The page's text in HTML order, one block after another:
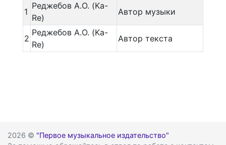
1
Реджебов А.О. (Ka-
Re)
Автор музыки
2
Реджебов А.О. (Ka-
Re)
Автор текста
2026 © "Первое музыкальное издательство"